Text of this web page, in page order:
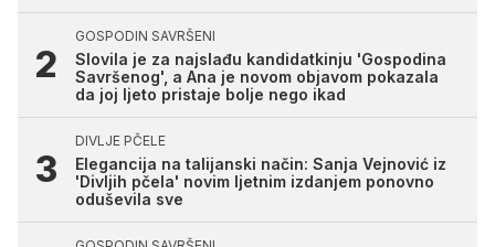
GOSPODIN SAVRŠENI
Slovila je za najslađu kandidatkinju 'Gospodina
Savršenog', a Ana je novom objavom pokazala
da joj ljeto pristaje bolje nego ikad
DIVLJE PČELE
Elegancija na talijanski način: Sanja Vejnović iz
'Divljih pčela' novim ljetnim izdanjem ponovno
oduševila sve